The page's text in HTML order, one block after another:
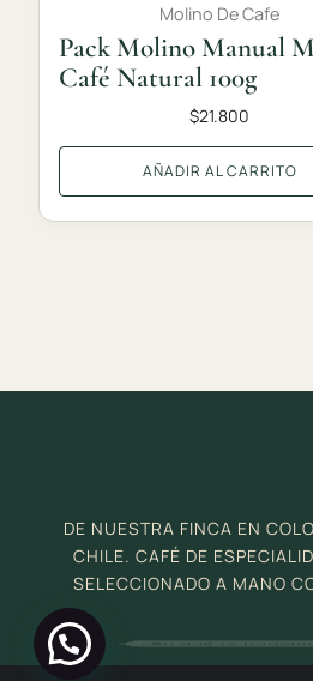
Molino De Cafe
Pack Molino Manual
Café Natural 100g
$21.800
AÑADIR AL CARRITO
DE NUESTRA FINCA EN
CHILE. CAFÉ DE
SELECCIONADO A MANO
¿En qué te